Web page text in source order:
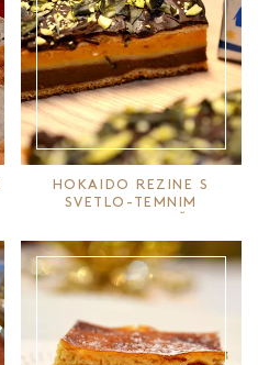
HOKAIDO REZINE S
SVETLO-TEMNIM